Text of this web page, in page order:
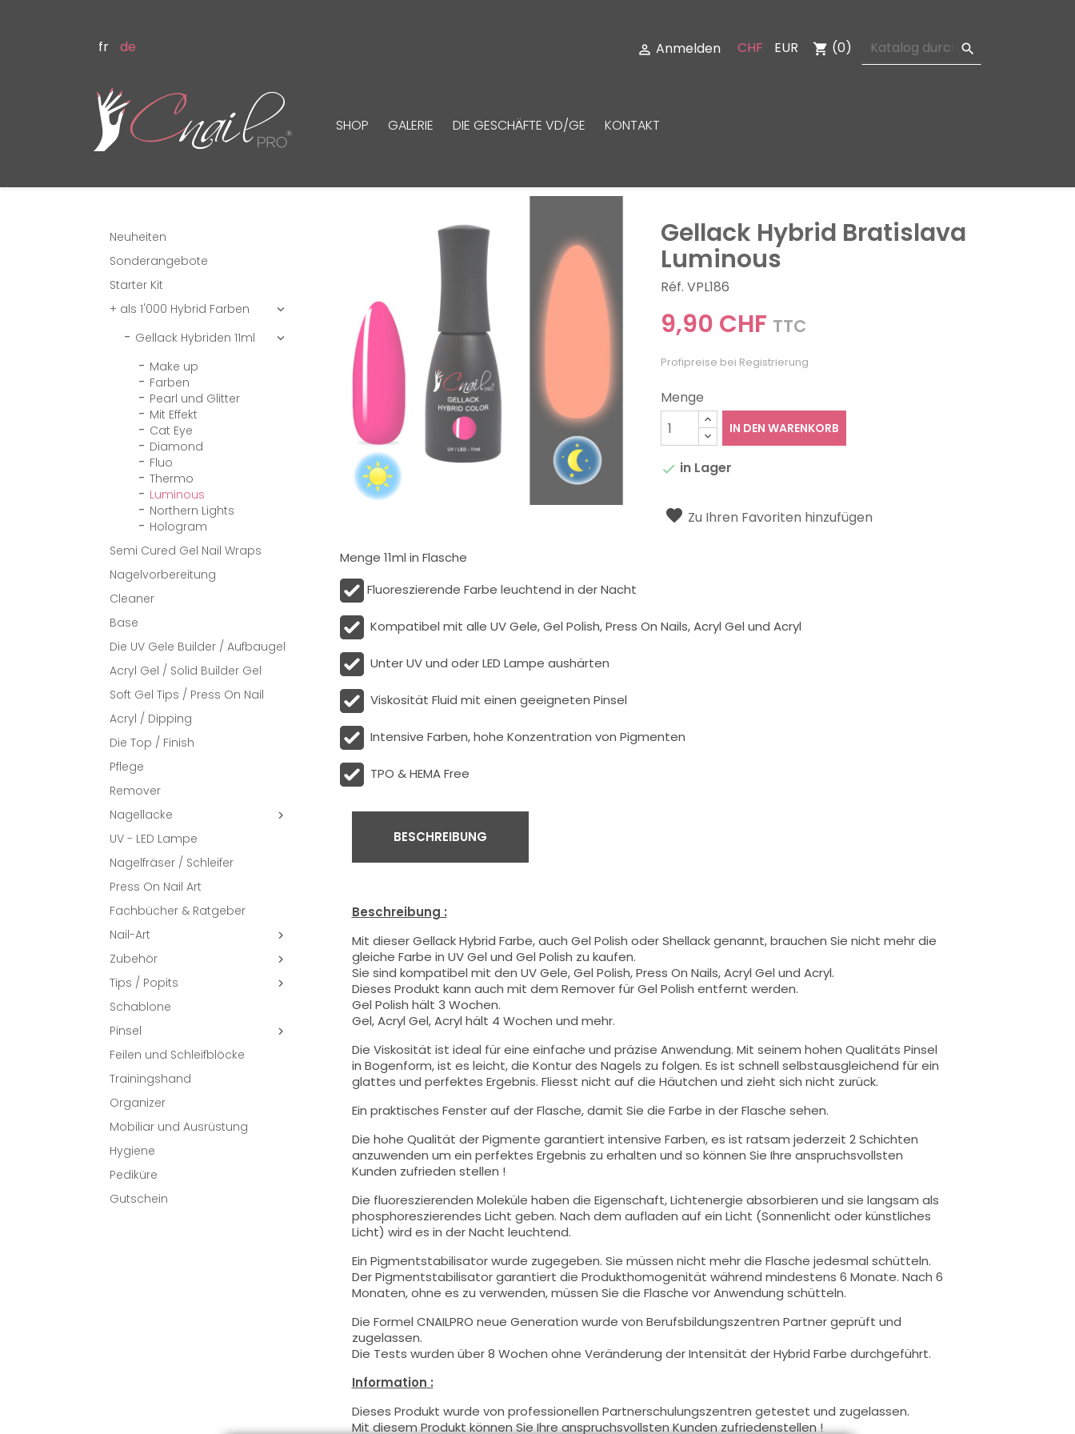
fr de  Anmelden CHF EUR shopping_cart (0) 
SHOP GALERIE DIE GESCHÄFTE VD/GE KONTAKT
Neuheiten
Sonderangebote
Starter Kit
+ als 1'000 Hybrid Farben

Gellack Hybriden 11ml 
Make up
Farben
Pearl und Glitter
Mit Effekt
Cat Eye
Diamond
Fluo
Thermo
Luminous
Northern Lights
Hologram
Semi Cured Gel Nail Wraps
Nagelvorbereitung
Cleaner
Base
Die UV Gele Builder / Aufbaugel
Acryl Gel / Solid Builder Gel
Soft Gel Tips / Press On Nail
Acryl / Dipping
Die Top / Finish
Pflege
Remover
Nagellacke

UV - LED Lampe
Nagelfräser / Schleifer
Press On Nail Art
Fachbücher & Ratgeber
Nail-Art

Zubehör 
Tips / Popits 
Schablone
Pinsel

Feilen und Schleifblöcke
Trainingshand
Organizer
Mobiliar und Ausrüstung
Hygiene
Pediküre
Gutschein
Gellack Hybrid Bratislava
Luminous
Réf. VPL186
9,90 CHF TTC
Profipreise bei Registrierung
Menge
IN DEN WARENKORB
 in Lager
Zu Ihren Favoriten hinzufügen
Menge 11ml in Flasche
Fluoreszierende Farbe leuchtend in der Nacht
Kompatibel mit alle UV Gele, Gel Polish, Press On Nails, Acryl Gel und Acryl
Unter UV und oder LED Lampe aushärten
Viskosität Fluid mit einen geeigneten Pinsel
Intensive Farben, hohe Konzentration von Pigmenten
TPO & HEMA Free
BESCHREIBUNG
Beschreibung :
Mit dieser Gellack Hybrid Farbe, auch Gel Polish oder Shellack genannt, brauchen Sie nicht mehr die
gleiche Farbe in UV Gel und Gel Polish zu kaufen.
Sie sind kompatibel mit den UV Gele, Gel Polish, Press On Nails, Acryl Gel und Acryl.
Dieses Produkt kann auch mit dem Remover für Gel Polish entfernt werden.
Gel Polish hält 3 Wochen.
Gel, Acryl Gel, Acryl hält 4 Wochen und mehr.
Die Viskosität ist ideal für eine einfache und präzise Anwendung. Mit seinem hohen Qualitäts Pinsel
in Bogenform, ist es leicht, die Kontur des Nagels zu folgen. Es ist schnell selbstausgleichend für ein
glattes und perfektes Ergebnis. Fliesst nicht auf die Häutchen und zieht sich nicht zurück.
Ein praktisches Fenster auf der Flasche, damit Sie die Farbe in der Flasche sehen.
Die hohe Qualität der Pigmente garantiert intensive Farben, es ist ratsam jederzeit 2 Schichten
anzuwenden um ein perfektes Ergebnis zu erhalten und so können Sie Ihre anspruchsvollsten
Kunden zufrieden stellen !
Die fluoreszierenden Moleküle haben die Eigenschaft, Lichtenergie absorbieren und sie langsam als
phosphoreszierendes Licht geben. Nach dem aufladen auf ein Licht (Sonnenlicht oder künstliches
Licht) wird es in der Nacht leuchtend.
Ein Pigmentstabilisator wurde zugegeben. Sie müssen nicht mehr die Flasche jedesmal schütteln.
Der Pigmentstabilisator garantiert die Produkthomogenität während mindestens 6 Monate. Nach 6
Monaten, ohne es zu verwenden, müssen Sie die Flasche vor Anwendung schütteln.
Die Formel CNAILPRO neue Generation wurde von Berufsbildungszentren Partner geprüft und
zugelassen.
Die Tests wurden über 8 Wochen ohne Veränderung der Intensität der Hybrid Farbe durchgeführt.
Information :
Dieses Produkt wurde von professionellen Partnerschulungszentren getestet und zugelassen.
Mit diesem Produkt können Sie Ihre anspruchsvollsten Kunden zufriedenstellen !